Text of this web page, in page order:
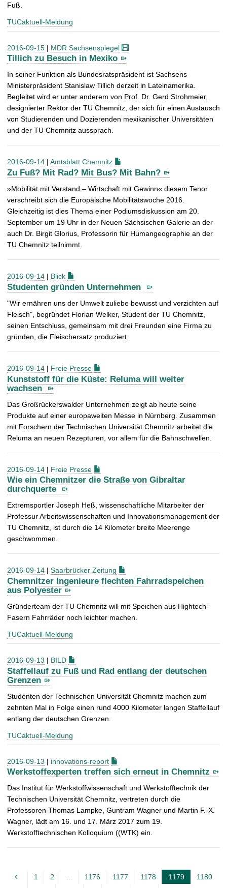
Fuß.
TUCaktuell-Meldung
2016-09-15 | MDR Sachsenspiegel
Tillich zu Besuch in Mexiko
In seiner Funktion als Bundesratspräsident ist Sachsens
Ministerpräsident Stanislaw Tillich derzeit in Lateinamerika.
Begleitet wird er unter anderem von Prof. Dr. Gerd Strohmeier,
designierter Rektor der TU Chemnitz, der sich für einen Austausch
von Studierenden und Dozierenden mexikanischer Universitäten
und der TU Chemnitz aussprach.
2016-09-14 | Amtsblatt Chemnitz
Zu Fuß? Mit Rad? Mit Bus? Mit Bahn?
»Mobilität mit Verstand – Wirtschaft mit Gewinn« diesem Tenor
verschreibt sich die Europäische Mobilitätswoche 2016.
Gleichzeitig ist dies Thema einer Podiumsdiskussion am 20.
September um 19 Uhr in der Neuen Sächsischen Galerie an der
auch Dr. Birgit Glorius, Professorin für Humangeographie an der
TU Chemnitz teilnimmt.
2016-09-14 | Blick
Studenten gründen Unternehmen
"Wir ernähren uns der Umwelt zuliebe bewusst und verzichten auf
Fleisch", begründet Florian Welker, Student der TU Chemnitz,
seinen Entschluss, gemeinsam mit drei Freunden eine Firma zu
gründen, die Fleischersatz produziert.
2016-09-14 | Freie Presse
Kunststoff für die Küste: Reluma will weiter
wachsen
Das Großrückerswalder Unternehmen zeigt ab heute seine
Produkte auf einer europaweiten Messe in Nürnberg. Zusammen
mit Forschern der Technischen Universität Chemnitz arbeitet die
Reluma an neuen Rezepturen, vor allem für die Bahnschwellen.
2016-09-14 | Freie Presse
Wie ein Chemnitzer die Straße von Gibraltar
durchquerte
Extremsportler Joseph Heß, wissenschaftliche Mitarbeiter der
Professur Arbeitswissenschaften und Innovationsmanagement der
TU Chemnitz, ist durch die 14 Kilometer breite Meerenge
geschwommen.
2016-09-14 | Saarbrücker Zeitung
Chemnitzer Ingenieure flechten Fahrradspeichen
aus Polyester
Gründerteam der TU Chemnitz will mit Speichen aus Hightech-
Fasern Fahrräder noch leichter machen.
TUCaktuell-Meldung
2016-09-13 | BILD
Staffellauf zu Fuß und Rad entlang der deutschen
Grenzen
Studenten der Technischen Universität Chemnitz machen zum
zehnten Mal in Folge einen rund 4000 Kilometer langen Staffellauf
entlang der deutschen Grenzen.
TUCaktuell-Meldung
2016-09-13 | innovations-report
Werkstoffexperten treffen sich erneut in Chemnitz
Das Institut für Werkstoffwissenschaft und Werkstofftechnik der
Technischen Universität Chemnitz, vertreten durch die
Professoren Thomas Lampke, Guntram Wagner und Martin F.-X.
Wagner, lädt am 16. und 17. März 2017 zum 19.
Werkstofftechnischen Kolloquium ((WTK) ein.
1 2 ... 1176 1177 1178 1179A
1180